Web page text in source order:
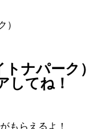
ナパーク）
してね！
がもらえるよ！